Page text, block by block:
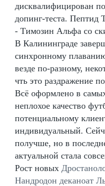
дисквалифицирован
допинг-теста. Пептид
- Tимозин Альфа со
В Калининграде
синхронному
везде по-разному,
чть это раздражение
Всё оформлено в
неплохое качество
потенциальному
индивидуальный.
получше, но в
актуальной стала
Рост новых
Нандродон деканоат